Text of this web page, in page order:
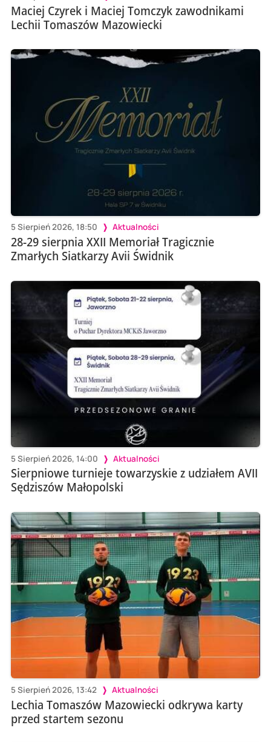
Maciej Czyrek i Maciej Tomczyk zawodnikami
Lechii Tomaszów Mazowiecki
5 Sierpień 2026, 18:50 Aktualności
28-29 sierpnia XXII Memoriał Tragicznie
Zmarłych Siatkarzy Avii Świdnik
5 Sierpień 2026, 14:00 Aktualności
Sierpniowe turnieje towarzyskie z udziałem AVII
Sędziszów Małopolski
5 Sierpień 2026, 13:42 Aktualności
Lechia Tomaszów Mazowiecki odkrywa karty
przed startem sezonu